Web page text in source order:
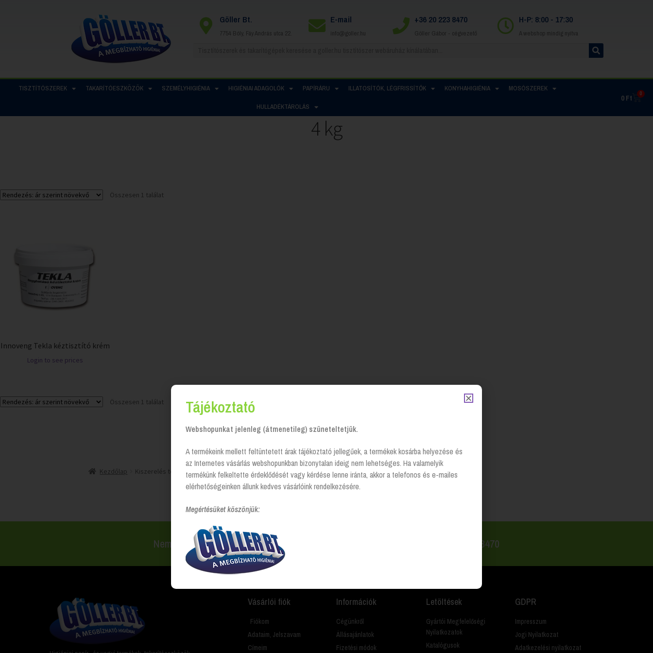
Göller Bt.
7754 Bóly, Fáy András utca 22.
E-mail
info@goller.hu
+36 20 223 8470
Göller Gábor - cégvezető
H-P: 8:00 - 17:30
A webshop mindig nyitva
TISZTÍTÓSZEREK TAKARÍTÓESZKÖZÖK SZEMÉLYHIGIÉNIA HIGIÉNIAI ADAGOLÓK PAPÍRÁRU ILLATOSÍTÓK, LÉGFRISSÍTŐK KONYHAHIGIÉNIA MOSÓSZEREK
HULLADÉKTÁROLÁS
0Ft 0
4 kg
Összesen 1 találat
Innoveng Tekla kéztisztító krém
Login to see prices
Összesen 1 találat
Kezdőlap Kiszerelés termék 4 kg
Nem találsz valamit? Hívj és segítünk Hétfőtől - péntekig 8:00 -17:00 +36 20 223 8470
Vásárlói fiók
Fiókom
Adataim, Jelszavam
Címeim
Információk
Cégünkről
Állásajánlatok
Fizetési módok
Letöltések
Gyártói Megfelelőségi
Nyilatkozatok
Katalógusok
GDPR
Impresszum
Jogi Nyilatkozat
Adatkezelési nyilatkozat
Tájékoztató
Webshopunkat jelenleg (átmenetileg) szüneteltetjük.
A termékeink mellett feltüntetett árak tájékoztató jellegűek, a termékek kosárba helyezése és
az Internetes vásárlás webshopunkban bizonytalan ideig nem lehetséges. Ha valamelyik
termékünk felkeltette érdeklődését vagy kérdése lenne iránta, akkor a telefonos és e-mailes
elérhetőségeinken állunk kedves vásárlóink rendelkezésére.
Megértésüket köszönjük: